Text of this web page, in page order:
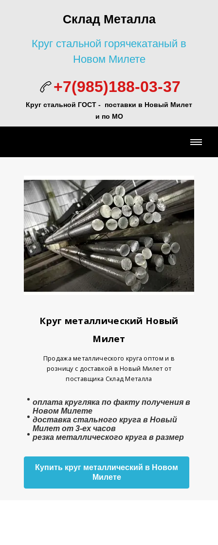
Склад Металла
Круг стальной горячекатаный в
Новом Милете
+7(985)188-03-37
Круг стальной ГОСТ - поставки в Новый Милет
и по МО
Круг металлический Новый
Милет
Продажа металлического круга оптом и в
розницу с доставкой в Новый Милет от
поставщика Склад Металла
оплата кругляка по факту получения в
Новом Милете
доставка стального круга в Новый
Милет от 3-ех часов
резка металлического круга в размер
Купить круг металлический в Новом
Милете